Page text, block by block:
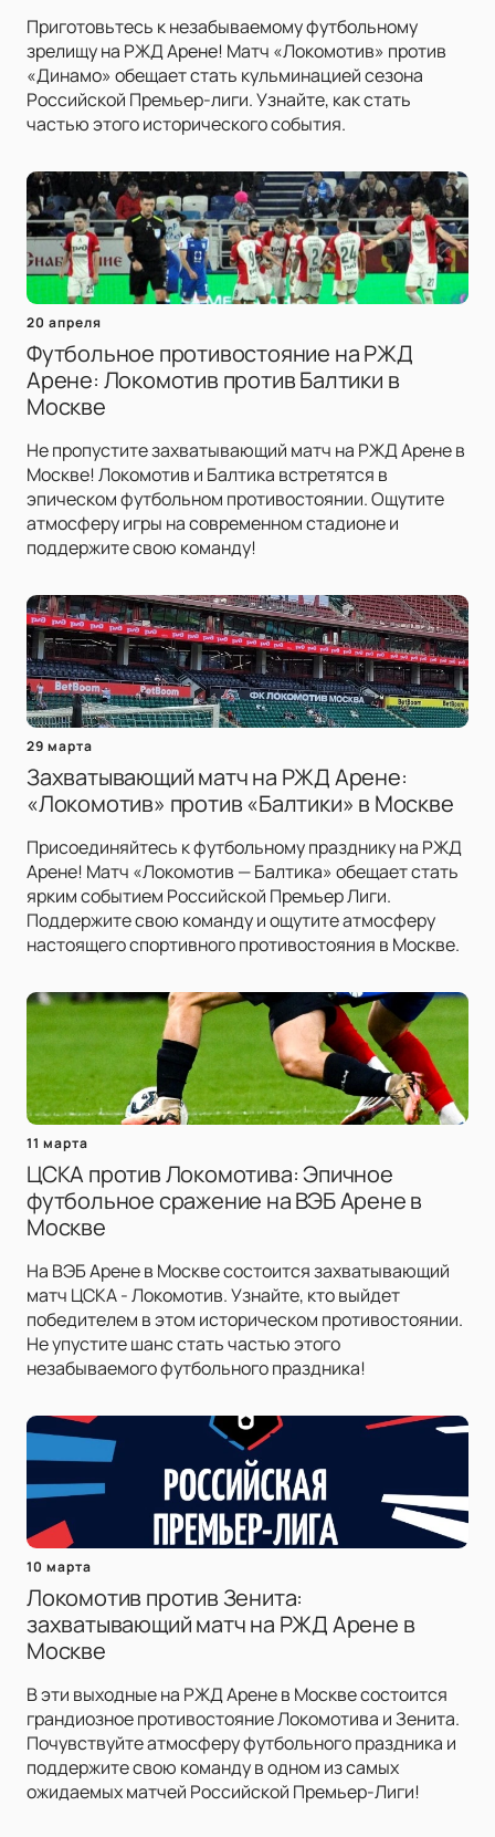
Приготовьтесь к незабываемому футбольному
зрелищу на РЖД Арене! Матч «Локомотив» против
«Динамо» обещает стать кульминацией сезона
Российской Премьер-лиги. Узнайте, как стать
частью этого исторического события.
20 апреля
Футбольное противостояние на РЖД
Арене: Локомотив против Балтики в
Москве
Не пропустите захватывающий матч на РЖД Арене в
Москве! Локомотив и Балтика встретятся в
эпическом футбольном противостоянии. Ощутите
атмосферу игры на современном стадионе и
поддержите свою команду!
29 марта
Захватывающий матч на РЖД Арене:
«Локомотив» против «Балтики» в Москве
Присоединяйтесь к футбольному празднику на РЖД
Арене! Матч «Локомотив — Балтика» обещает стать
ярким событием Российской Премьер Лиги.
Поддержите свою команду и ощутите атмосферу
настоящего спортивного противостояния в Москве.
11 марта
ЦСКА против Локомотива: Эпичное
футбольное сражение на ВЭБ Арене в
Москве
На ВЭБ Арене в Москве состоится захватывающий
матч ЦСКА - Локомотив. Узнайте, кто выйдет
победителем в этом историческом противостоянии.
Не упустите шанс стать частью этого
незабываемого футбольного праздника!
10 марта
Локомотив против Зенита:
захватывающий матч на РЖД Арене в
Москве
В эти выходные на РЖД Арене в Москве состоится
грандиозное противостояние Локомотива и Зенита.
Почувствуйте атмосферу футбольного праздника и
поддержите свою команду в одном из самых
ожидаемых матчей Российской Премьер-Лиги!